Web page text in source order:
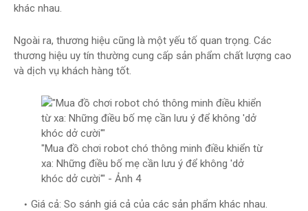
khác nhau.
Ngoài ra, thương hiệu cũng là một yếu tố quan trọng. Các
thương hiệu uy tín thường cung cấp sản phẩm chất lượng cao
và dịch vụ khách hàng tốt.
"Mua đồ chơi robot chó thông minh điều khiển từ
xa: Những điều bố mẹ cần lưu ý để không 'dở
khóc dở cười'" - Ảnh 4
Giá cả: So sánh giá cả của các sản phẩm khác nhau.